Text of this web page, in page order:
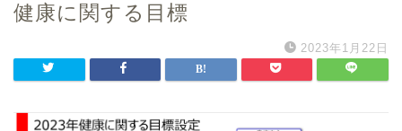
健康に関する目標
2023年1月22日